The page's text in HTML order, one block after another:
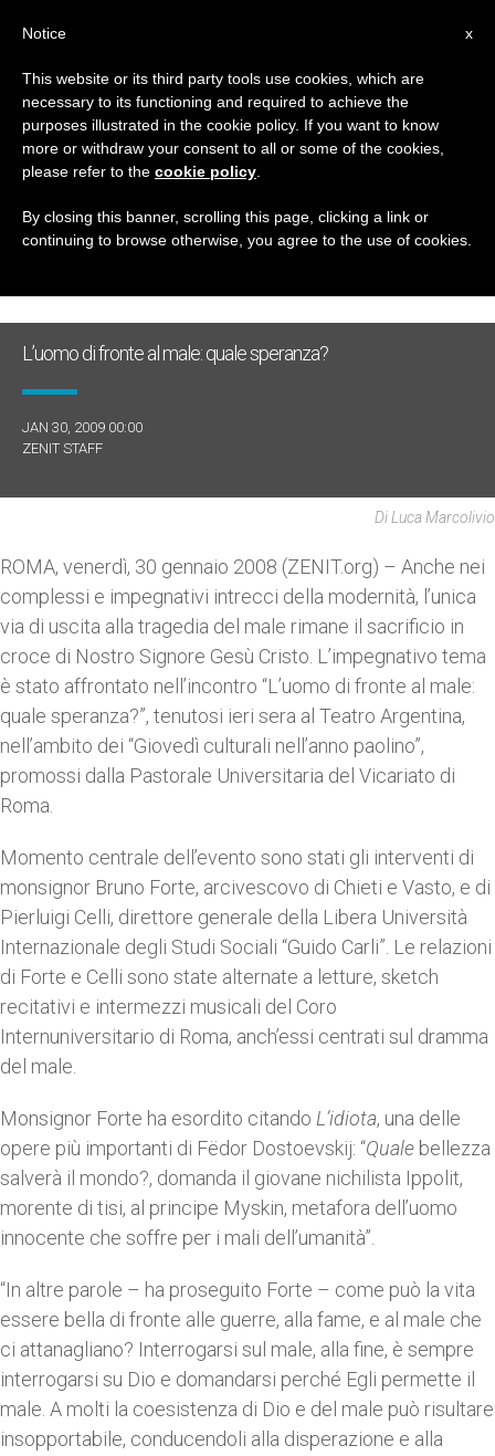
GIORNO
Gennaio 30th, 2009
ULTIME NOTIZIE
L’uomo di fronte al male: quale speranza?
JAN 30, 2009 00:00
ZENIT STAFF
Di Luca Marcolivio
ROMA, venerdì, 30 gennaio 2008 (ZENIT.org) – Anche nei
complessi e impegnativi intrecci della modernità, l’unica
via di uscita alla tragedia del male rimane il sacrificio in
croce di Nostro Signore Gesù Cristo. L’impegnativo tema
è stato affrontato nell’incontro “L’uomo di fronte al male:
quale speranza?”, tenutosi ieri sera al Teatro Argentina,
nell’ambito dei “Giovedì culturali nell’anno paolino”,
promossi dalla Pastorale Universitaria del Vicariato di
Roma.
Momento centrale dell’evento sono stati gli interventi di
monsignor Bruno Forte, arcivescovo di Chieti e Vasto, e di
Pierluigi Celli, direttore generale della Libera Università
Internazionale degli Studi Sociali “Guido Carli”. Le relazioni
di Forte e Celli sono state alternate a letture, sketch
recitativi e intermezzi musicali del Coro
Internuniversitario di Roma, anch’essi centrati sul dramma
del male.
Monsignor Forte ha esordito citando L’idiota, una delle
opere più importanti di Fëdor Dostoevskij: “Quale bellezza
salverà il mondo?, domanda il giovane nichilista Ippolit,
morente di tisi, al principe Myskin, metafora dell’uomo
innocente che soffre per i mali dell’umanità”.
“In altre parole – ha proseguito Forte – come può la vita
essere bella di fronte alle guerre, alla fame, e al male che
ci attanagliano? Interrogarsi sul male, alla fine, è sempre
interrogarsi su Dio e domandarsi perché Egli permette il
male. A molti la coesistenza di Dio e del male può risultare
insopportabile, conducendoli alla disperazione e alla
x
Notice
This website or its third party tools use cookies, which are
necessary to its functioning and required to achieve the
purposes illustrated in the cookie policy. If you want to know
more or withdraw your consent to all or some of the cookies,
please refer to the cookie policy
By closing this banner, scrolling this page, clicking a link or
continuing to browse otherwise, you agree to the use of cookies.